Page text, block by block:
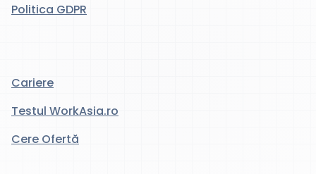
Politica GDPR
Cariere
Testul WorkAsia.ro
Cere Ofertă